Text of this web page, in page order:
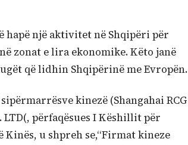
një aktivitet në Shqipëri për
zonat e lira ekonomike. Këto janë
që lidhin Shqipërinë me Evropën.
kinezë (Shangahai RCG
LTD(, përfaqësues I Këshillit për
u shpreh se,“Firmat kineze